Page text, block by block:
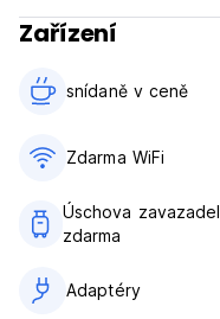
Zařízení
snídaně v ceně‎
Zdarma WiFi
Úschova zavazadel
zdarma
Adaptéry